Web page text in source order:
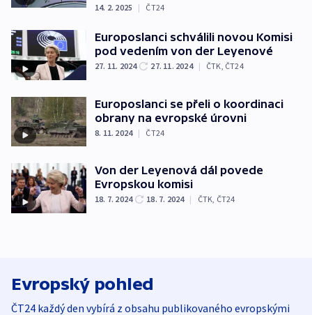
14. 2. 2025 | ČT24
Europoslanci schválili novou Komisi
pod vedením von der Leyenové
27. 11. 2024 27. 11. 2024 | ČTK, ČT24
Europoslanci se přeli o koordinaci
obrany na evropské úrovni
8. 11. 2024 | ČT24
Von der Leyenová dál povede
Evropskou komisi
18. 7. 2024 18. 7. 2024 | ČTK, ČT24
Evropský pohled
ČT24 každý den vybírá z obsahu publikovaného evropskými